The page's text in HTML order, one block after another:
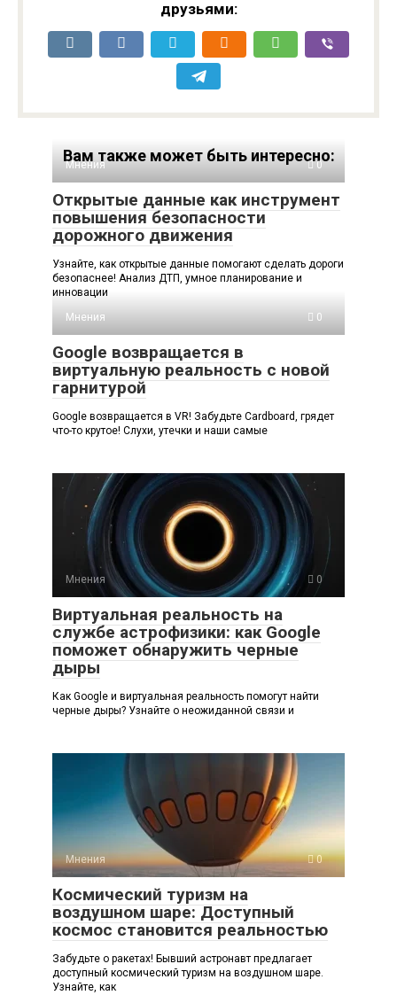
друзьями:
Вам также может быть интересно:
Мнения 0
Открытые данные как инструмент
повышения безопасности
дорожного движения
Узнайте, как открытые данные помогают сделать дороги
безопаснее! Анализ ДТП, умное планирование и
инновации
Мнения
0
Google возвращается в
виртуальную реальность с новой
гарнитурой
Google возвращается в VR! Забудьте Cardboard, грядет
что-то крутое! Слухи, утечки и наши самые
Мнения 0
Виртуальная реальность на
службе астрофизики: как Google
поможет обнаружить черные
дыры
Как Google и виртуальная реальность помогут найти
черные дыры? Узнайте о неожиданной связи и
Мнения 0
Космический туризм на
воздушном шаре: Доступный
космос становится реальностью
Забудьте о ракетах! Бывший астронавт предлагает
доступный космический туризм на воздушном шаре.
Узнайте, как